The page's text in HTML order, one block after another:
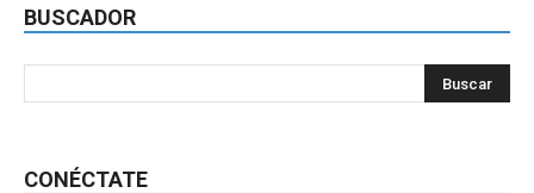
BUSCADOR
CONÉCTATE